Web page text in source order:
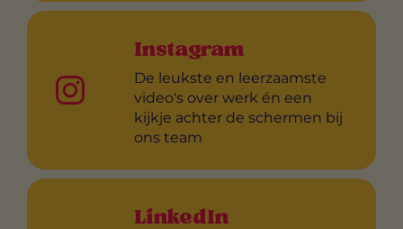
Instagram
De leukste en leerzaamste
video's over werk én een
kijkje achter de schermen bij
ons team
LinkedIn